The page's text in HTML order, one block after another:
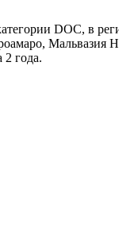
DOC, в
2 года.